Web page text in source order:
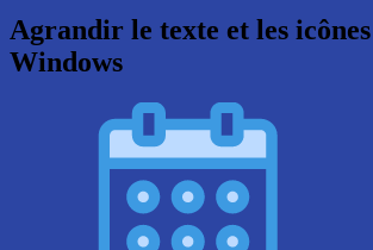
Agrandir le texte et les icônes
Windows